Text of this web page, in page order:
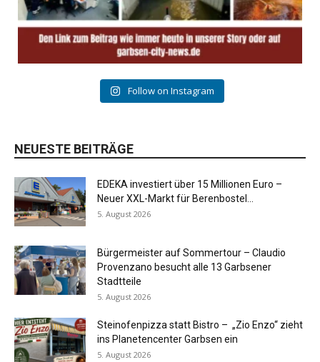
Follow on Instagram
NEUESTE BEITRÄGE
EDEKA investiert über 15 Millionen Euro –
Neuer XXL-Markt für Berenbostel...
5. August 2026
Bürgermeister auf Sommertour – Claudio
Provenzano besucht alle 13 Garbsener
Stadtteile
5. August 2026
Steinofenpizza statt Bistro – „Zio Enzo“ zieht
ins Planetencenter Garbsen ein
5. August 2026